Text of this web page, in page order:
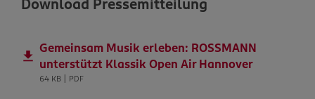
Download Pressemitteilung
Gemeinsam Musik erleben: ROSSMANN
unterstützt Klassik Open Air Hannover
64 KB | PDF